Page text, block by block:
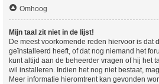
Omhoog
Mijn taal zit niet in de lijst!
De meest voorkomende reden hiervoor is dat
geïnstalleerd heeft, of dat nog niemand het
kunt altijd aan de beheerder vragen of hij het
wil installeren. Indien het nog niet bestaat,
Meer informatie hieromtrent kan gevonden